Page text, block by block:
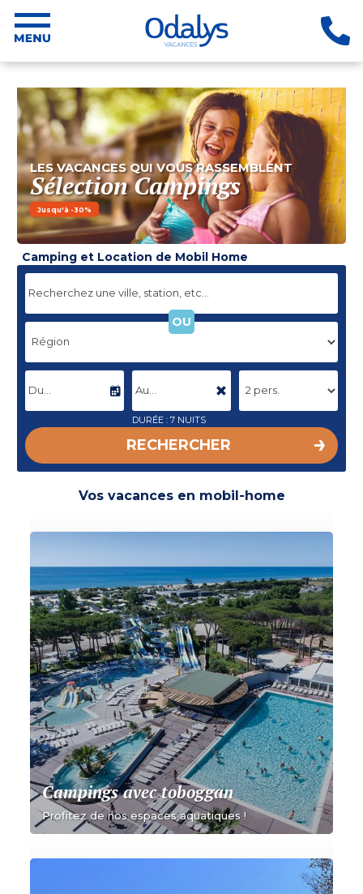
LES VACANCES QUI VOUS RASSEMBLENT
Sélection Campings
Jusqu'à -30%
Camping et Location de Mobil Home
OU
DURÉE : 7 NUITS
RECHERCHER
Vos vacances en mobil-home
Campings avec toboggan
Profitez de nos espaces aquatiques !